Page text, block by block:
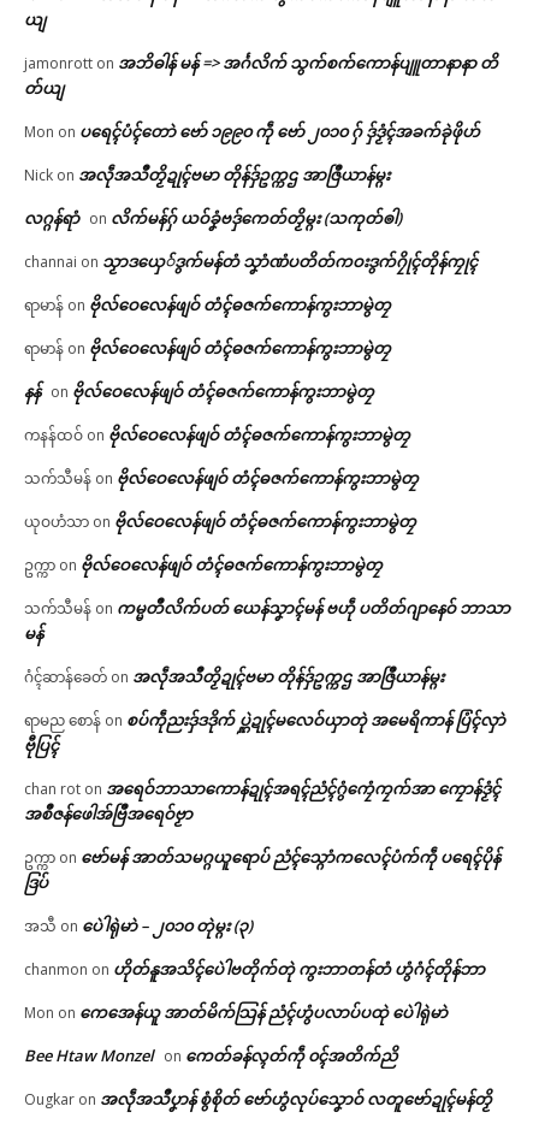
ယျ
jamonrott on အဘိဓါန် မန် => အၚ်္ဂလိက် သွက်စက်ကောန်ပျူတာနာနာ တိ
တ်ယျ
Mon on ပရေၚ်ပံၚ်တောဲ ဗော် ၁၉၉၀ ကဵု ဗော် ၂၀၁၀ ဂှ် ဒှ်ဒၟံၚ်အခက်ခုဲဖိုဟ်
Nick on အလဵုအသဳတၟိဍုၚ်ဗမာ တိုန်ဒှ်ဥက္ကဌ အာဇြဳယာန်မ္ဂး
လဂ္ဂန်ရာံ on လိက်မန်ဂှ် ယဝ်ခၞံဗဒှ်ကေတ်တၟိမ္ဂး (သကုတ်ၜါ)
channai on သၟာဒယှေ်ဒွက်မန်တံ သၞာံဏံပတိတ်ကဝးဒွက်ဂၠိုၚ်တိုန်ကၠုၚ်
ရာမာန် on ဗိုလ်ဝေလေန်ဖျဝ် တံၚ်ဓဇက်ကောန်ကွးဘာမွဲတၠ
ရာမာန် on ဗိုလ်ဝေလေန်ဖျဝ် တံၚ်ဓဇက်ကောန်ကွးဘာမွဲတၠ
နန် on ဗိုလ်ဝေလေန်ဖျဝ် တံၚ်ဓဇက်ကောန်ကွးဘာမွဲတၠ
ကနန်ထဝ် on ဗိုလ်ဝေလေန်ဖျဝ် တံၚ်ဓဇက်ကောန်ကွးဘာမွဲတၠ
သက်သီမန် on ဗိုလ်ဝေလေန်ဖျဝ် တံၚ်ဓဇက်ကောန်ကွးဘာမွဲတၠ
ယုဝဟံသာ on ဗိုလ်ဝေလေန်ဖျဝ် တံၚ်ဓဇက်ကောန်ကွးဘာမွဲတၠ
ဥက္ကာ on ဗိုလ်ဝေလေန်ဖျဝ် တံၚ်ဓဇက်ကောန်ကွးဘာမွဲတၠ
သက်သီမန် on ကမ္မတဳလိက်ပတ် ယေန်သၞာၚ်မန် ဗဟဵု ပတိတ်ဂျာနေဝ် ဘာသာ
မန်
ဂံၚ်ဆာန်ခေတ် on အလဵုအသဳတၟိဍုၚ်ဗမာ တိုန်ဒှ်ဥက္ကဌ အာဇြဳယာန်မ္ဂး
ရာမည စောန် on စပ်ကဵုညးဒှ်ဒဒိုက် ပ္ဋဲဍုၚ်မလေဝ်ယှာတုဲ အမေရိကာန် ပြံၚ်လှာဲ
ဗီုပြၚ်
chan rot on အရေဝ်ဘာသာကောန်ဍုၚ်အရၚ်ညံၚ်ဂွံကၠေံကၠက်အာ ကၠောန်ဒၟံၚ်
အစဳဇန်ဖေါအ်ဗြဳအရေဝ်ဗၟာ
ဥက္ကာ on ဗော်မန် အာတ်သမဂ္ဂယူရောပ် ညံၚ်သ္ဂောံကလေၚ်ပံက်ကဵု ပရေၚ်ပိုန်
ဒြပ်
အသီ on ပေဲါရုဲမာဲ – ၂၀၁၀ တုဲမ္ဂး (၃)
chanmon on ဟိုတ်နူအသိၚ်ပေဲါဗတိုက်တုဲ ကွးဘာတန်တံ ဟွံဂံၚ်တိုန်ဘာ
Mon on ကေအေန်ယူ အာတ်မိက်သြန် ညံၚ်ဟွံပလာပ်ပထုဲ ပေဲါရုဲမာဲ
Bee Htaw Monzel on ကေတ်ခန်လ္ၚတ်ကဵု ၀ၚ်အတိက်ညိ
Ougkar on အလဵုအသဳပၞာန် စွံစိုတ် ဗော်ဟွံလုပ်သၞောဝ် လတူဗော်ဍုၚ်မန်တၟိ